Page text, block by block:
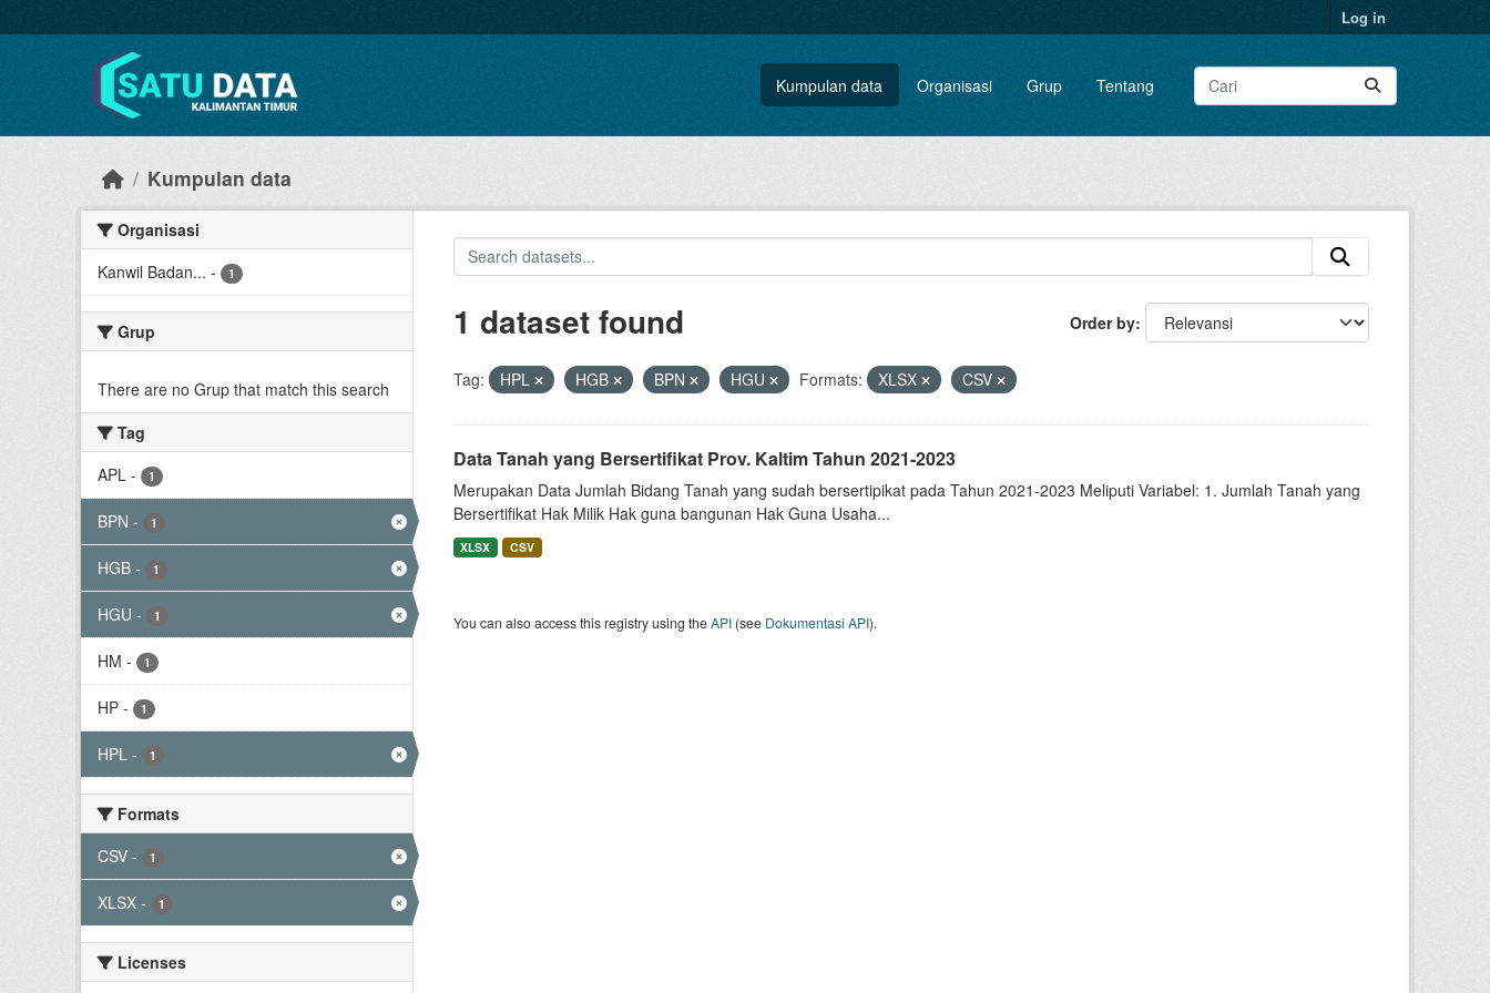
Log in
Kumpulan data Organisasi Grup Tentang
Kumpulan data
Organisasi
Kanwil Badan... - 1
Grup
There are no Grup that match this search
Tag
APL - 1
BPN - 1
HGB - 1
HGU - 1
HM - 1
HP - 1
HPL - 1
Formats
CSV - 1
XLSX - 1
Licenses
Order by
1 dataset found
Tag: HPL HGB BPN HGU Formats: XLSX CSV
Data Tanah yang Bersertifikat Prov. Kaltim Tahun 2021-2023
Merupakan Data Jumlah Bidang Tanah yang sudah bersertipikat pada Tahun 2021-2023 Meliputi Variabel: 1. Jumlah Tanah yang
Bersertifikat Hak Milik Hak guna bangunan Hak Guna Usaha...
XLSX CSV
You can also access this registry using theAPI(see Dokumentasi API).